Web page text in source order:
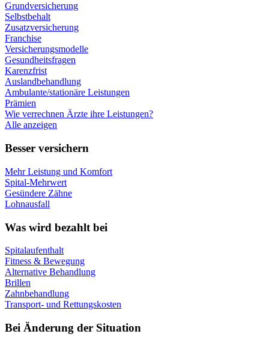
Grundversicherung
Selbstbehalt
Zusatzversicherung
Franchise
Versicherungsmodelle
Gesundheitsfragen
Karenzfrist
Auslandbehandlung
Ambulante/stationäre Leistungen
Prämien
Wie verrechnen Ärzte ihre Leistungen?
Alle anzeigen
Besser versichern
Mehr Leistung und Komfort
Spital-Mehrwert
Gesündere Zähne
Lohnausfall
Was wird bezahlt bei
Spitalaufenthalt
Fitness & Bewegung
Alternative Behandlung
Brillen
Zahnbehandlung
Transport- und Rettungskosten
Bei Änderung der Situation